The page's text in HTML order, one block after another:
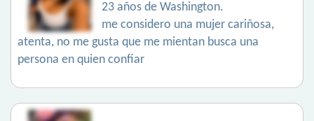
23 años de Washington.
me considero una mujer cariñosa,
atenta, no me gusta que me mientan busca una
persona en quien confiar